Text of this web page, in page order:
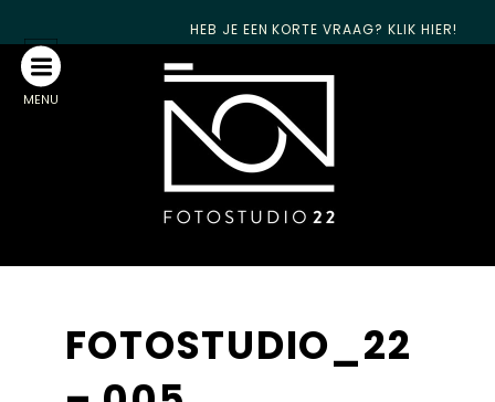
MENU
HEB JE EEN KORTE VRAAG? KLIK HIER!
FOTOSTUDIO_22